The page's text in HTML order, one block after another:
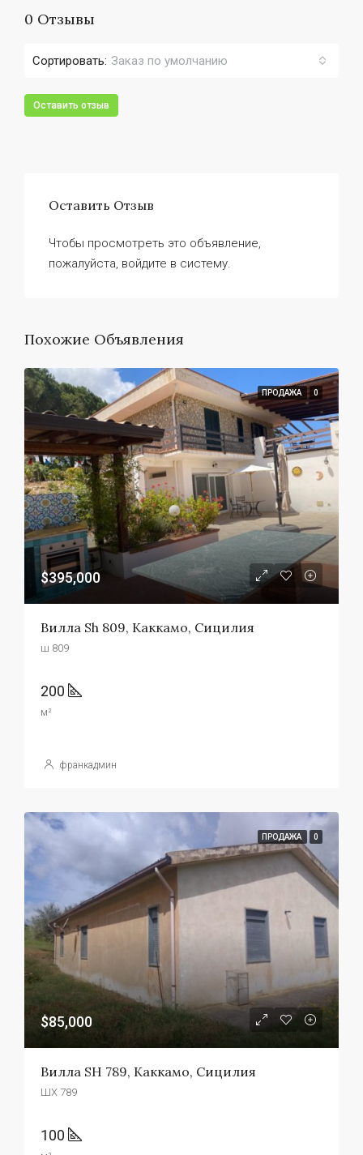
0 Отзывы
Сортировать: Заказ по умолчанию
Оставить отзыв
Оставить Отзыв
Чтобы просмотреть это объявление,
пожалуйста, войдите в систему.
Похожие Объявления
ПРОДАЖА 0
$395,000
Вилла Sh 809, Каккамо, Сицилия
ш 809
200
м²
франкадмин
ПРОДАЖА 0
$85,000
Вилла SH 789, Каккамо, Сицилия
ШХ 789
100